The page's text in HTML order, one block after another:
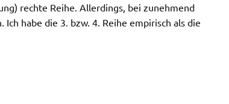
rechte Reihe. Allerdings, bei zunehmend
habe die 3. bzw. 4. Reihe empirisch als die